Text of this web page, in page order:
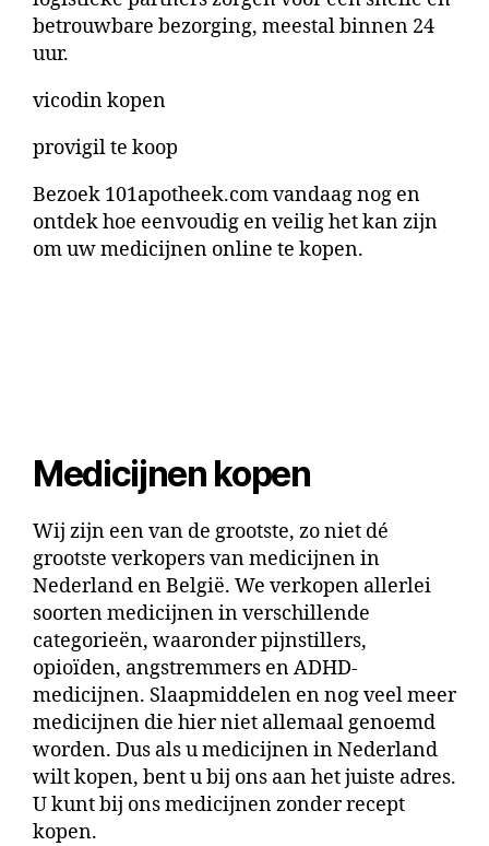
betrouwbare bezorging, meestal binnen 24
uur.
vicodin kopen
provigil te koop
Bezoek 101apotheek.com vandaag nog en
ontdek hoe eenvoudig en veilig het kan zijn
om uwmedicijnen online te kopen.
Medicijnen kopen
Wij zijn een van de grootste, zo niet dé
grootste verkopers van medicijnen in
Nederland en België. We verkopen allerlei
soorten medicijnen in verschillende
categorieën, waaronder pijnstillers,
opioïden, angstremmers en ADHD-
medicijnen. Slaapmiddelen en nog veel meer
medicijnen die hier niet allemaal genoemd
worden. Dus als u medicijnen in Nederland
wilt kopen, bent u bij ons aan het juiste adres.
U kunt bij ons medicijnen zonder recept
kopen.